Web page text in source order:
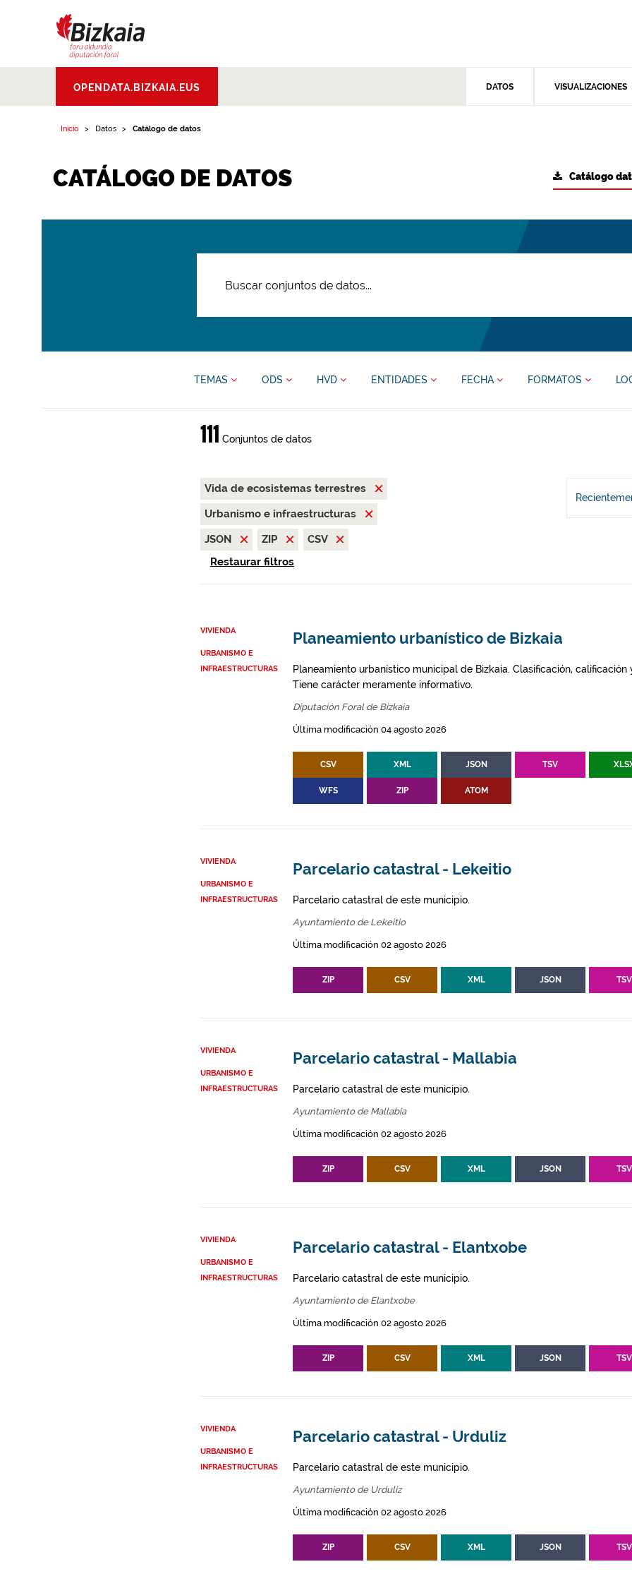
Aldundia.Diputacion
Foral de Bizkaia
OPENDATA.BIZKAIA.EUS DATOS VISUALIZACIONES
Inicio Datos Catálogo de datos
CATÁLOGO DE DATOS Catálogo
TEMAS ODS HVD ENTIDADES FECHA FORMATOS
111 Conjuntos de datos
Vida de ecosistemas terrestres
Urbanismo e infraestructuras
JSON
ZIP
CSV
Restaurar filtros
VIVIENDA
URBANISMO E
INFRAESTRUCTURAS
Planeamiento urbanístico de Bizkaia
Planeamiento urbanístico municipal de Bizkaia. Clasificación,
Tiene carácter meramente informativo.
Diputación Foral de Bizkaia
Última modificación 04 agosto 2026
CSV XML JSON TSV
WFS ZIP ATOM
VIVIENDA
URBANISMO E
INFRAESTRUCTURAS
Parcelario catastral - Lekeitio
Parcelario catastral de este municipio.
Ayuntamiento de Lekeitio
Última modificación 02 agosto 2026
ZIP CSV XML JSON TSV
VIVIENDA
URBANISMO E
INFRAESTRUCTURAS
Parcelario catastral - Mallabia
Parcelario catastral de este municipio.
Ayuntamiento de Mallabia
Última modificación 02 agosto 2026
ZIP CSV XML JSON TSV
VIVIENDA
URBANISMO E
INFRAESTRUCTURAS
Parcelario catastral - Elantxobe
Parcelario catastral de este municipio.
Ayuntamiento de Elantxobe
Última modificación 02 agosto 2026
ZIP CSV XML JSON TSV
VIVIENDA
URBANISMO E
INFRAESTRUCTURAS
Parcelario catastral - Urduliz
Parcelario catastral de este municipio.
Ayuntamiento de Urduliz
Última modificación 02 agosto 2026
ZIP CSV XML JSON TSV